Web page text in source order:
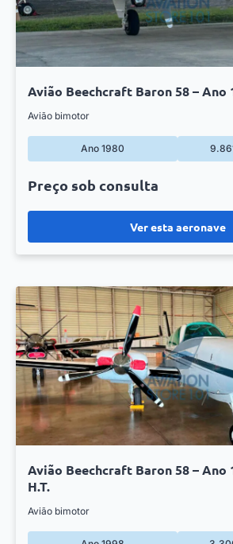
Avião Beechcraft Baron 58 – Ano
Avião bimotor
Ano 1980
Ver esta aeronave
Preço sob consulta
Avião Beechcraft Baron 58 – Ano
H.T.
Avião bimotor